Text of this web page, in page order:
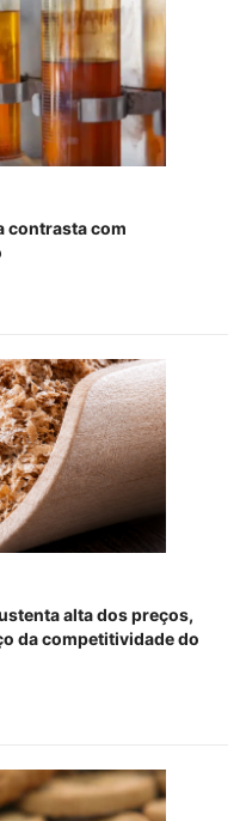
contrasta com
alta dos preços,
da competitividade do